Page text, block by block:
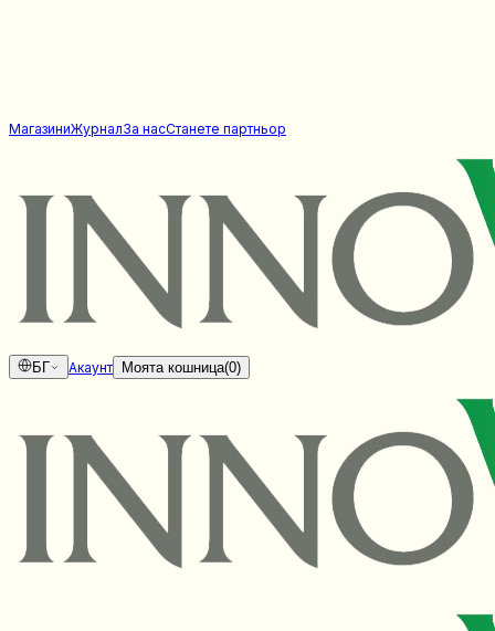
МагазиниЖурналЗа насСтанете партньор
БГ Акаунт Моята кошница(0)